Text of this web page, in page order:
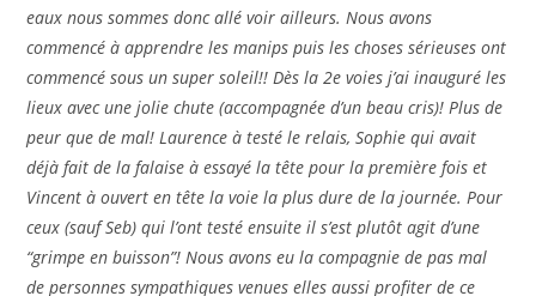
eaux nous sommes donc allé voir ailleurs. Nous avons
commencé à apprendre les manips puis les choses sérieuses ont
commencé sous un super soleil!! Dès la 2e voies j’ai inauguré les
lieux avec une jolie chute (accompagnée d’un beau cris)! Plus de
peur que de mal! Laurence à testé le relais, Sophie qui avait
déjà fait de la falaise à essayé la tête pour la première fois et
Vincent à ouvert en tête la voie la plus dure de la journée. Pour
ceux (sauf Seb) qui l’ont testé ensuite il s’est plutôt agit d’une
“grimpe en buisson”! Nous avons eu la compagnie de pas mal
de personnes sympathiques venues elles aussi profiter de ce